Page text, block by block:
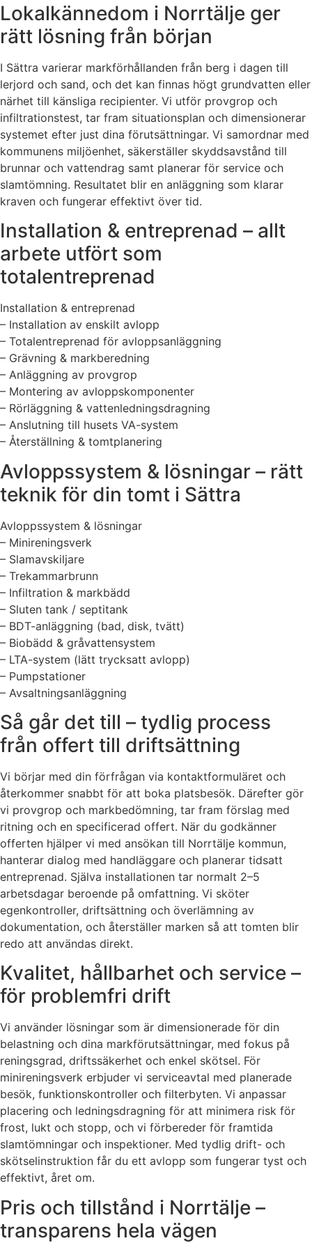
Lokalkännedom i Norrtälje ger
rätt lösning från början
I Sättra varierar markförhållanden från berg i dagen till
lerjord och sand, och det kan finnas högt grundvatten eller
närhet till känsliga recipienter. Vi utför provgrop och
infiltrationstest, tar fram situationsplan och dimensionerar
systemet efter just dina förutsättningar. Vi samordnar med
kommunens miljöenhet, säkerställer skyddsavstånd till
brunnar och vattendrag samt planerar för service och
slamtömning. Resultatet blir en anläggning som klarar
kraven och fungerar effektivt över tid.
Installation & entreprenad – allt
arbete utfört som
totalentreprenad
Installation & entreprenad
– Installation av enskilt avlopp
– Totalentreprenad för avloppsanläggning
– Grävning & markberedning
– Anläggning av provgrop
– Montering av avloppskomponenter
– Rörläggning & vattenledningsdragning
– Anslutning till husets VA-system
– Återställning & tomtplanering
Avloppssystem & lösningar – rätt
teknik för din tomt i Sättra
Avloppssystem & lösningar
– Minireningsverk
– Slamavskiljare
– Trekammarbrunn
– Infiltration & markbädd
– Sluten tank / septitank
– BDT-anläggning (bad, disk, tvätt)
– Biobädd & gråvattensystem
– LTA-system (lätt trycksatt avlopp)
– Pumpstationer
– Avsaltningsanläggning
Så går det till – tydlig process
från offert till driftsättning
Vi börjar med din förfrågan via kontaktformuläret och
återkommer snabbt för att boka platsbesök. Därefter gör
vi provgrop och markbedömning, tar fram förslag med
ritning och en specificerad offert. När du godkänner
offerten hjälper vi med ansökan till Norrtälje kommun,
hanterar dialog med handläggare och planerar tidsatt
entreprenad. Själva installationen tar normalt 2–5
arbetsdagar beroende på omfattning. Vi sköter
egenkontroller, driftsättning och överlämning av
dokumentation, och återställer marken så att tomten blir
redo att användas direkt.
Kvalitet, hållbarhet och service –
för problemfri drift
Vi använder lösningar som är dimensionerade för din
belastning och dina markförutsättningar, med fokus på
reningsgrad, driftssäkerhet och enkel skötsel. För
minireningsverk erbjuder vi serviceavtal med planerade
besök, funktionskontroller och filterbyten. Vi anpassar
placering och ledningsdragning för att minimera risk för
frost, lukt och stopp, och vi förbereder för framtida
slamtömningar och inspektioner. Med tydlig drift- och
skötselinstruktion får du ett avlopp som fungerar tyst och
effektivt, året om.
Pris och tillstånd i Norrtälje –
transparens hela vägen